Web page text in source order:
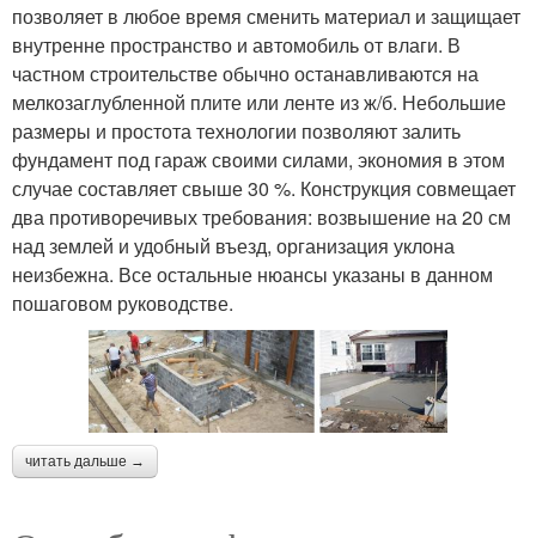
позволяет в любое время сменить материал и защищает
внутренне пространство и автомобиль от влаги. В
частном строительстве обычно останавливаются на
мелкозаглубленной плите или ленте из ж/б. Небольшие
размеры и простота технологии позволяют залить
фундамент под гараж своими силами, экономия в этом
случае составляет свыше 30 %. Конструкция совмещает
два противоречивых требования: возвышение на 20 см
над землей и удобный въезд, организация уклона
неизбежна. Все остальные нюансы указаны в данном
пошаговом руководстве.
читать дальше →